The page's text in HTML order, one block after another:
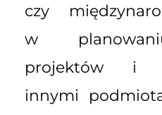
czy
w
projektów i
innymi